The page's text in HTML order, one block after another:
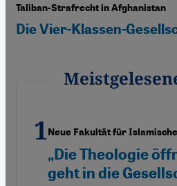
Taliban-Strafrecht in Afghanistan
Die Vier-Klassen-
Neue Fakultät für
„Die Theologie
geht in die